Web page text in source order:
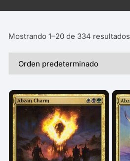
Mostrando 1–20 de 334 resultados